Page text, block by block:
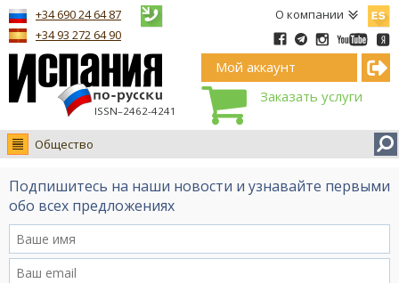
О компании
ISSN–2462-4241
+34 690 24 64 87
+34 93 272 64 90
Мой аккаунт
Заказать услуги
Общество
Новости
Интервью
Видео Ruso.TV
BCN life
Подпишитесь на наши новости и узнавайте первыми
обо всех предложениях